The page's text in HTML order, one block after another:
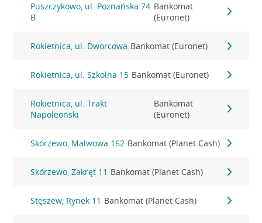
Puszczykowo, ul. Poznańska 74
B
Bankomat
(Euronet)
Rokietnica, ul. Dworcowa Bankomat (Euronet)
Rokietnica, ul. Szkolna 15 Bankomat (Euronet)
Rokietnica, ul. Trakt
Napoleoński
Bankomat
(Euronet)
Skórzewo, Malwowa 162 Bankomat (Planet Cash)
Skórzewo, Zakręt 11 Bankomat (Planet Cash)
Stęszew, Rynek 11 Bankomat (Planet Cash)